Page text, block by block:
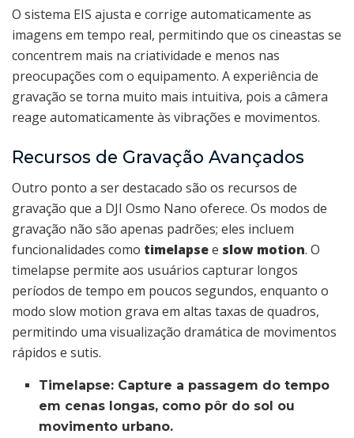
O sistema EIS ajusta e corrige automaticamente as
imagens em tempo real, permitindo que os cineastas se
concentrem mais na criatividade e menos nas
preocupações com o equipamento. A experiência de
gravação se torna muito mais intuitiva, pois a câmera
reage automaticamente às vibrações e movimentos.
Recursos de Gravação Avançados
Outro ponto a ser destacado são os recursos de
gravação que a DJI Osmo Nano oferece. Os modos de
gravação não são apenas padrões; eles incluem
funcionalidades como timelapsee slow motion. O
timelapse permite aos usuários capturar longos
períodos de tempo em poucos segundos, enquanto o
modo slow motion grava em altas taxas de quadros,
permitindo uma visualização dramática de movimentos
rápidos e sutis.
Timelapse: Capture a passagem do tempo
em cenas longas, como pôr do sol ou
movimento urbano.